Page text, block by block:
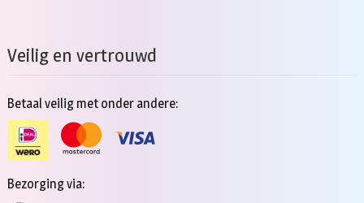
Veilig en vertrouwd
Betaal veilig met onder andere:
Bezorging via: